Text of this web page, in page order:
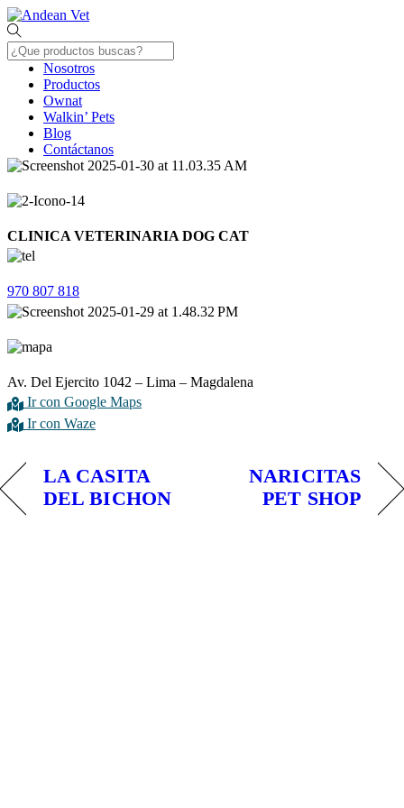
Skip
to
content
Menu
Nosotros
Productos
Ownat
Walkin’ Pets
Blog
Contáctanos
Close
CLINICA VETERINARIA DOG CAT
970 807 818
Av. Del Ejercito 1042 – Lima – Magdalena
Ir con Google Maps
Ir con Waze
LA CASITA
DEL BICHON
NARICITAS
PET SHOP